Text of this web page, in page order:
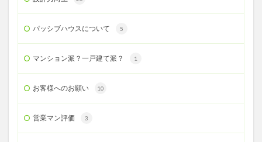
パッシブハウスについて 5
マンション派？一戸建て派？ 1
お客様へのお願い 10
営業マン評価 3